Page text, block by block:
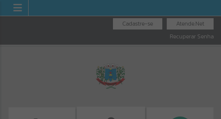
Atende.Net
Cadastre-se
Recuperar Senha